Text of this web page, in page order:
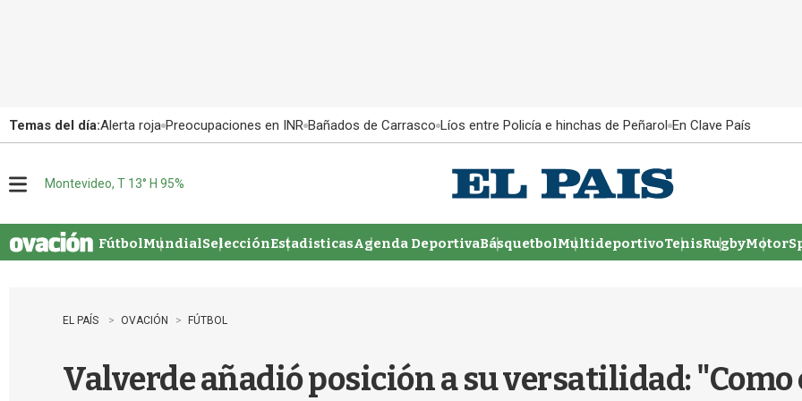
Temas del día:Alerta roja Preocupaciones en INR Bañados de Carrasco Líos entre Policía e hinchas de Peñarol En Clave País
u
Montevideo, T 13° H 95%
FútbolMundialSelecciónEstadisticasAgenda DeportivaBásquetbolMultideportivoTenisRugby
EL PAÍS OVACIÓN FÚTBOL
Valverde añadió posición a su versatilidad: